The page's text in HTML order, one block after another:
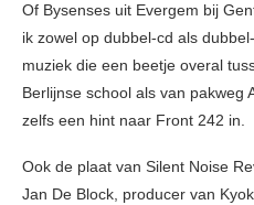
Of Bysenses uit Evergem bij
ik zowel op dubbel-cd als
muziek die een beetje overal
Berlijnse school als van pakweg
zelfs een hint naar Front 242 in.
Ook de plaat van Silent Noise
Jan De Block, producer van